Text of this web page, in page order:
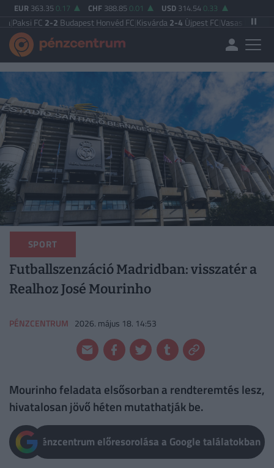
EUR 363.35 0.17 CHF 388.85 0.01 USD 314.54 0.33
2-2Budapest Honvéd FC|Kisvárda2-4Újpest FC|Vasas FC5-0
SPORT
Futballszenzáció Madridban: visszatér a
Realhoz José Mourinho
PÉNZCENTRUM 2026. május 18. 14:53
Mourinho feladata elsősorban a rendteremtés lesz,
hivatalosan jövő héten mutathatják be.
Pénzcentrum előresorolása a Google találatokban